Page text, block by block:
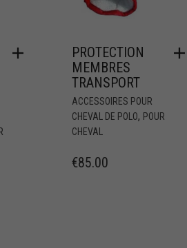
PROTECTION
MEMBRES
TRANSPORT
ACCESSOIRES POUR
CHEVAL DE POLO, POUR
CHEVAL
€85.00